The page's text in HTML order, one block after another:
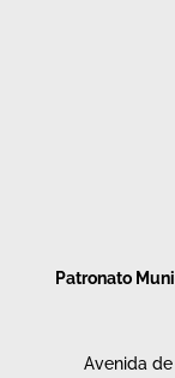
Patronato
Avenida